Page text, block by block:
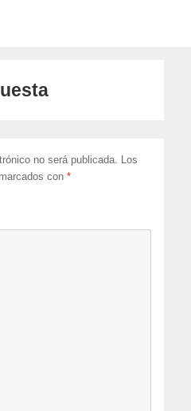
no será publicada. Los
con*